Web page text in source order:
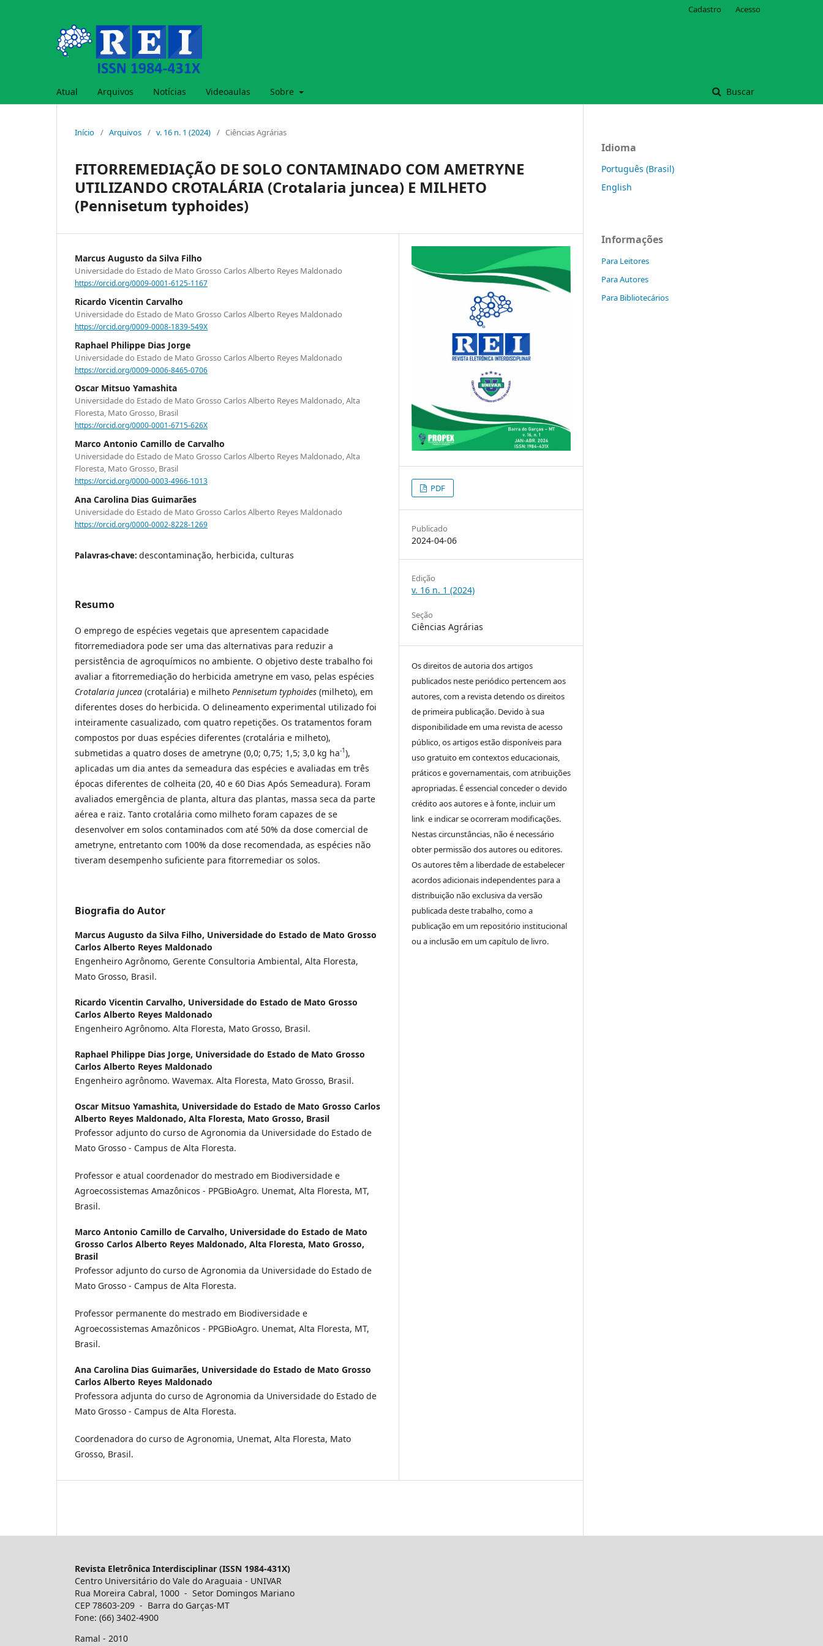
Atual Arquivos Notícias Videoaulas Sobre Buscar
Cadastro Acesso
Início / Arquivos / v. 16 n. 1 (2024) / Ciências Agrárias
FITORREMEDIAÇÃO DE SOLO CONTAMINADO COM AMETRYNE
UTILIZANDO CROTALÁRIA (Crotalaria juncea) E MILHETO
(Pennisetum typhoides)
Marcus Augusto da Silva Filho
Universidade do Estado de Mato Grosso Carlos Alberto Reyes Maldonado
https://orcid.org/0009-0001-6125-1167
Ricardo Vicentin Carvalho
Universidade do Estado de Mato Grosso Carlos Alberto Reyes Maldonado
https://orcid.org/0009-0008-1839-549X
Raphael Philippe Dias Jorge
Universidade do Estado de Mato Grosso Carlos Alberto Reyes Maldonado
https://orcid.org/0009-0006-8465-0706
Oscar Mitsuo Yamashita
Universidade do Estado de Mato Grosso Carlos Alberto Reyes Maldonado, Alta
Floresta, Mato Grosso, Brasil
https://orcid.org/0000-0001-6715-626X
Marco Antonio Camillo de Carvalho
Universidade do Estado de Mato Grosso Carlos Alberto Reyes Maldonado, Alta
Floresta, Mato Grosso, Brasil
https://orcid.org/0000-0003-4966-1013
Ana Carolina Dias Guimarães
Universidade do Estado de Mato Grosso Carlos Alberto Reyes Maldonado
https://orcid.org/0000-0002-8228-1269
Palavras-chave: descontaminação, herbicida, culturas
Resumo
O emprego de espécies vegetais que apresentem capacidade
fitorremediadora pode ser uma das alternativas para reduzir a
persistência de agroquímicos no ambiente. O objetivo deste trabalho foi
avaliar a fitorremediação do herbicida ametryne em vaso, pelas espécies
Crotalaria juncea (crotalária) e milheto Pennisetum typhoides (milheto), em
diferentes doses do herbicida. O delineamento experimental utilizado foi
inteiramente casualizado, com quatro repetições. Os tratamentos foram
compostos por duas espécies diferentes (crotalária e milheto),
submetidas a quatro doses de ametryne (0,0; 0,75; 1,5; 3,0 kg ha-1),
aplicadas um dia antes da semeadura das espécies e avaliadas em três
épocas diferentes de colheita (20, 40 e 60 Dias Após Semeadura). Foram
avaliados emergência de planta, altura das plantas, massa seca da parte
aérea e raiz. Tanto crotalária como milheto foram capazes de se
desenvolver em solos contaminados com até 50% da dose comercial de
ametryne, entretanto com 100% da dose recomendada, as espécies não
tiveram desempenho suficiente para fitorremediar os solos.
Biografia do Autor
Marcus Augusto da Silva Filho, Universidade do Estado de Mato Grosso
Carlos Alberto Reyes Maldonado
Engenheiro Agrônomo, Gerente Consultoria Ambiental, Alta Floresta,
Mato Grosso, Brasil.
Ricardo Vicentin Carvalho, Universidade do Estado de Mato Grosso
Carlos Alberto Reyes Maldonado
Engenheiro Agrônomo. Alta Floresta, Mato Grosso, Brasil.
Raphael Philippe Dias Jorge, Universidade do Estado de Mato Grosso
Carlos Alberto Reyes Maldonado
Engenheiro agrônomo. Wavemax. Alta Floresta, Mato Grosso, Brasil.
Oscar Mitsuo Yamashita, Universidade do Estado de Mato Grosso Carlos
Alberto Reyes Maldonado, Alta Floresta, Mato Grosso, Brasil
Professor adjunto do curso de Agronomia da Universidade do Estado de
Mato Grosso - Campus de Alta Floresta.
Professor e atual coordenador do mestrado em Biodiversidade e
Agroecossistemas Amazônicos - PPGBioAgro. Unemat, Alta Floresta, MT,
Brasil.
Marco Antonio Camillo de Carvalho, Universidade do Estado de Mato
Grosso Carlos Alberto Reyes Maldonado, Alta Floresta, Mato Grosso,
Brasil
Professor adjunto do curso de Agronomia da Universidade do Estado de
Mato Grosso - Campus de Alta Floresta.
Professor permanente do mestrado em Biodiversidade e
Agroecossistemas Amazônicos - PPGBioAgro. Unemat, Alta Floresta, MT,
Brasil.
Ana Carolina Dias Guimarães, Universidade do Estado de Mato Grosso
Carlos Alberto Reyes Maldonado
Professora adjunta do curso de Agronomia da Universidade do Estado de
Mato Grosso - Campus de Alta Floresta.
Coordenadora do curso de Agronomia, Unemat, Alta Floresta, Mato
Grosso, Brasil.
PDF
Publicado
2024-04-06
Edição
v. 16 n. 1 (2024)
Seção
Ciências Agrárias
Os direitos de autoria dos artigos
publicados neste periódico pertencem aos
autores, com a revista detendo os direitos
de primeira publicação. Devido à sua
disponibilidade em uma revista de acesso
público, os artigos estão disponíveis para
uso gratuito em contextos educacionais,
práticos e governamentais, com atribuições
apropriadas. É essencial conceder o devido
crédito aos autores e à fonte, incluir um
link e indicar se ocorreram modificações.
Nestas circunstâncias, não é necessário
obter permissão dos autores ou editores.
Os autores têm a liberdade de estabelecer
acordos adicionais independentes para a
distribuição não exclusiva da versão
publicada deste trabalho, como a
publicação em um repositório institucional
ou a inclusão em um capítulo de livro.
Idioma
Português (Brasil)
English
Informações
Para Leitores
Para Autores
Para Bibliotecários
Revista Eletrônica Interdisciplinar (ISSN 1984-431X)
Centro Universitário do Vale do Araguaia - UNIVAR
Rua Moreira Cabral, 1000 - Setor Domingos Mariano
CEP 78603-209 - Barra do Garças-MT
Fone: (66) 3402-4900
Ramal - 2010